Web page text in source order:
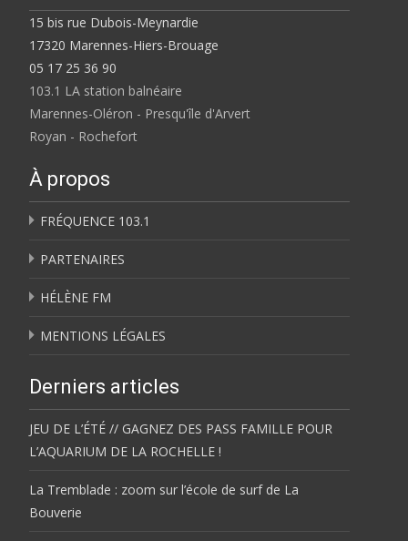
15 bis rue Dubois-Meynardie
17320 Marennes-Hiers-Brouage
05 17 25 36 90
103.1 LA station balnéaire
Marennes-Oléron - Presqu'île d'Arvert
Royan - Rochefort
À propos
FRÉQUENCE 103.1
PARTENAIRES
HÉLÈNE FM
MENTIONS LÉGALES
Derniers articles
JEU DE L’ÉTÉ // GAGNEZ DES PASS FAMILLE POUR
L’AQUARIUM DE LA ROCHELLE !
La Tremblade : zoom sur l’école de surf de La
Bouverie